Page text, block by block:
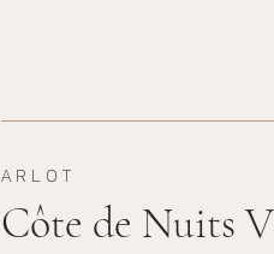
ARLOT
Côte de Nuits